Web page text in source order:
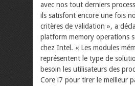
avec nos tout derniers
ils satisfont encore une fois
critères de validation », a
platform memory operations
chez Intel. « Les modules
représentent le type de
besoin les utilisateurs des
Core i7 pour tirer le meilleur